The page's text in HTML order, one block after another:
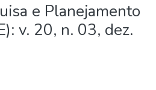
e Planejamento
v. 20, n. 03, dez.